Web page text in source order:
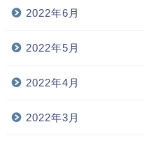
2022年6月
2022年5月
2022年4月
2022年3月